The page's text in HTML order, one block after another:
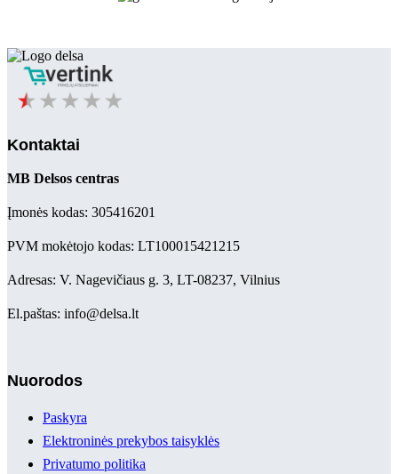
Kontaktai
MB Delsos centras
Įmonės kodas: 305416201
PVM mokėtojo kodas: LT100015421215
Adresas: V. Nagevičiaus g. 3, LT-08237, Vilnius
El.paštas: info@delsa.lt
Nuorodos
Paskyra
Elektroninės prekybos taisyklės
Privatumo politika